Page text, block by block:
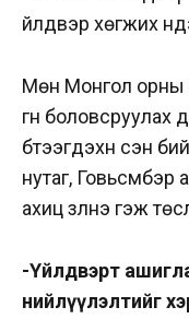
үйлдвэр хөгжих
Мөн Монгол орны
гүн боловсруулах
бүтээгдэхүүн үүсэн
нутаг,
ахиц үзүүлнэ гэж
-Үйлдвэрт
нийлүүлэлтийг